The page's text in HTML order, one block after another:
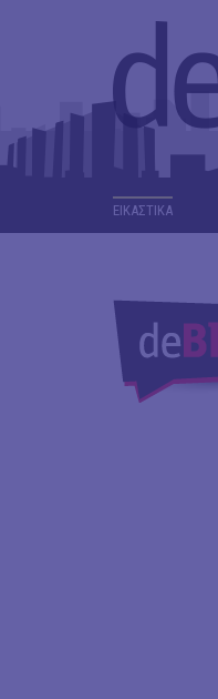
ΕΙΚΑΣΤΙΚΑ